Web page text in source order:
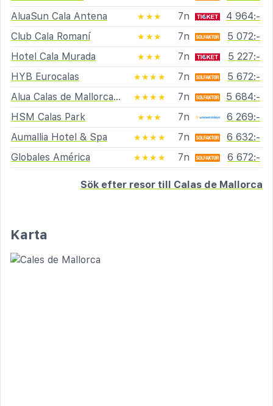
AluaSun Cala Antena
★★★ 7n
4 964:-
Club Cala Romaní
★★★ 7n
5 072:-
Hotel Cala Murada
★★★ 7n
5 227:-
HYB Eurocalas
★★★★ 7n
5 672:-
Alua Calas de Mallorca Resort
★★★★ 7n
5 684:-
HSM Calas Park
★★★ 7n
6 269:-
Aumallia Hotel & Spa
★★★★ 7n
6 632:-
Globales América
★★★★ 7n 6 672:-
Sök efter resor till Calas de Mallorca
Karta